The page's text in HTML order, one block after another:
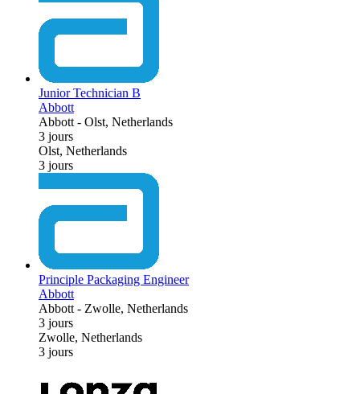
Junior Technician B
Abbott
Abbott - Olst, Netherlands
3 jours
Olst, Netherlands
3 jours
Principle Packaging Engineer
Abbott
Abbott - Zwolle, Netherlands
3 jours
Zwolle, Netherlands
3 jours